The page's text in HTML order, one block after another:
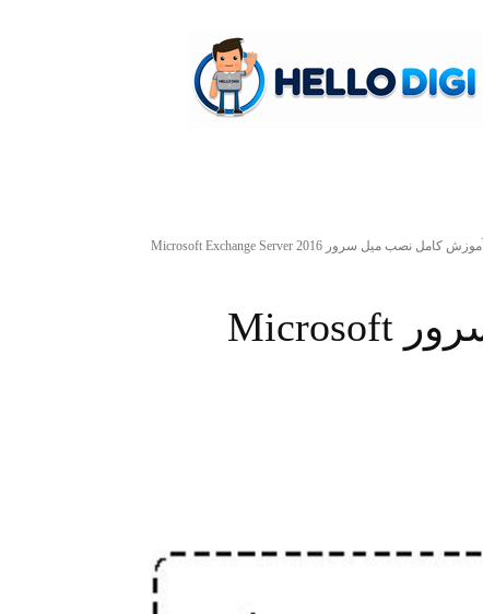
آموزش کامل نصب میل سرور Microsoft Exchange Server 2016
آموزش کامل نصب میل سرور Microsoft